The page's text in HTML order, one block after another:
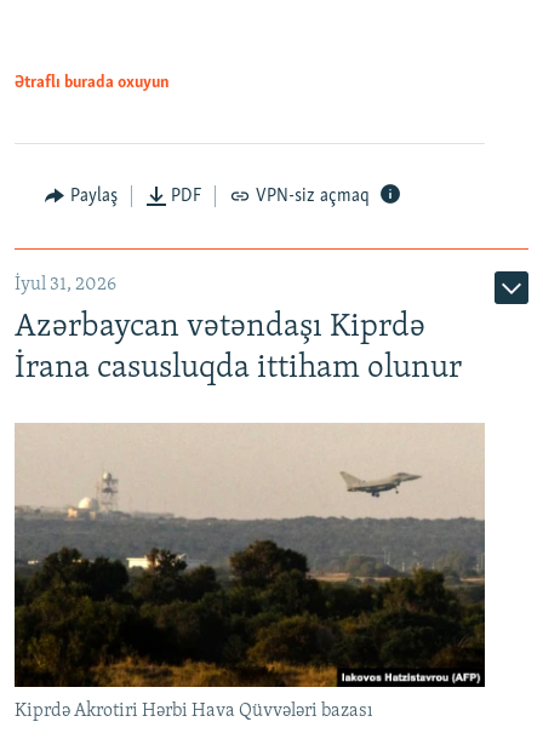
Ətraflı burada oxuyun
Paylaş PDF VPN-siz açmaq
İyul 31, 2026
Azərbaycan vətəndaşı Kiprdə
İrana casusluqda ittiham olunur
Kiprdə Akrotiri Hərbi Hava Qüvvələri bazası